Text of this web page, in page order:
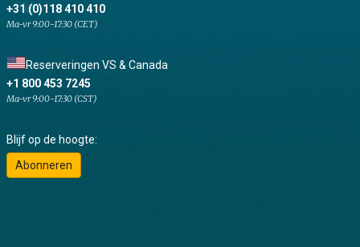
+31 (0)118 410 410
Ma-vr 9:00-17:30 (CET)
Reserveringen VS & Canada
+1 800 453 7245
Ma-vr 9:00-17:30 (CST)
Blijf op de hoogte:
Abonneren